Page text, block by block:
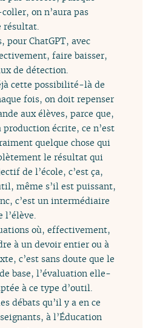
on n’aura pas
résultat.
pour ChatGPT, avec
faire baisser,
de détection.
cette possibilité-là de
fois, on doit repenser
aux élèves, parce que,
écrite, ce n’est
quelque chose qui
le résultat qui
de l’école, c’est ça,
même s’il est puissant,
c’est un intermédiaire
où, effectivement,
à un devoir entier ou à
c’est sans doute que le
base, l’évaluation elle-
à ce type d’outil.
débats qu’il y a en ce
à l’Éducation